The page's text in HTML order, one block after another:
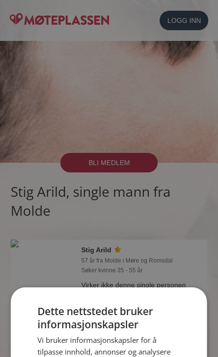
LOGG INN
BLI MEDLEM
Stig Arild, single mann fra
Molde
Stig Arild
57 år fra Molde i Møre og Romsdal
Søker kvinne 35 - 55 år
Virker ikke denne single personen
finne ut alt om Stig Arild.
Dette nettstedet bruker
informasjonskapsler
Vi bruker informasjonskapsler for å
tilpasse innhold, annonser og analysere